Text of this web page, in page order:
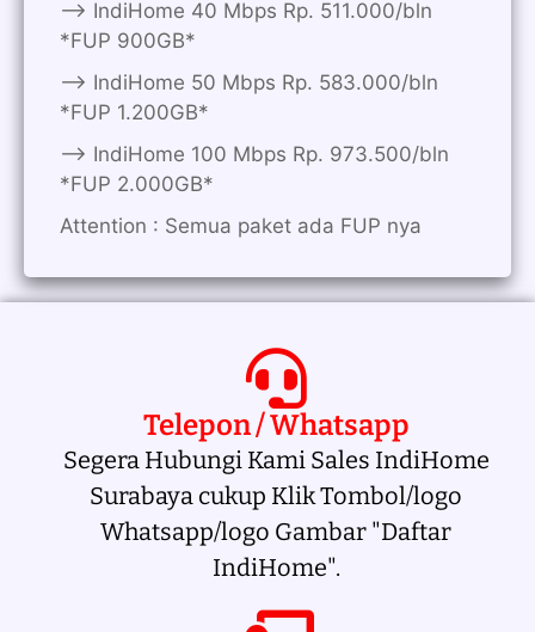
——> IndiHome 40 Mbps Rp. 511.000/bln
*FUP 900GB*
——> IndiHome 50 Mbps Rp. 583.000/bln
*FUP 1.200GB*
——> IndiHome 100 Mbps Rp. 973.500/bln
*FUP 2.000GB*
Attention : Semua paket ada FUP nya
Telepon / Whatsapp
Segera Hubungi Kami Sales IndiHome
Surabaya cukup Klik Tombol/logo
Whatsapp/logo Gambar "Daftar
IndiHome".